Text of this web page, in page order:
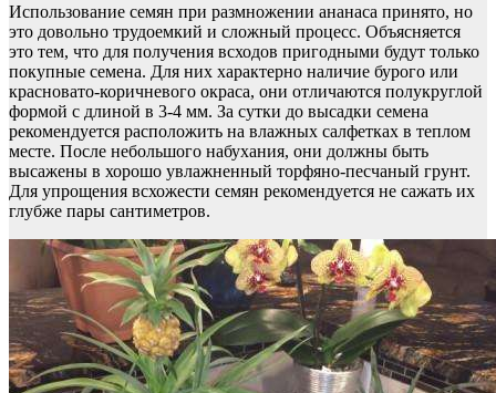
Использование семян при размножении ананаса принято, но
это довольно трудоемкий и сложный процесс. Объясняется
это тем, что для получения всходов пригодными будут только
покупные семена. Для них характерно наличие бурого или
красновато-коричневого окраса, они отличаются полукруглой
формой с длиной в 3-4 мм. За сутки до высадки семена
рекомендуется расположить на влажных салфетках в теплом
месте. После небольшого набухания, они должны быть
высажены в хорошо увлажненный торфяно-песчаный грунт.
Для упрощения всхожести семян рекомендуется не сажать их
глубже пары сантиметров.